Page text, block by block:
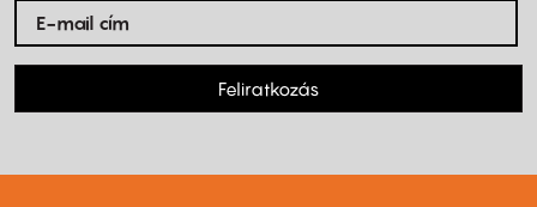
Feliratkozás